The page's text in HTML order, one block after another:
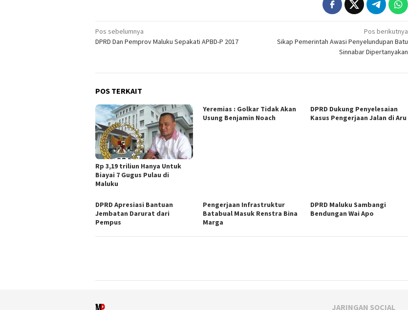
Navigasi
pos
Pos sebelumnya
DPRD Dan Pemprov Maluku Sepakati APBD-P 2017
Pos berikutnya
Sikap Pemerintah Awasi Penyelundupan Batu
Sinnabar Dipertanyakan
POS TERKAIT
Rp 3,19 triliun Hanya Untuk
Biayai 7 Gugus Pulau di
Maluku
Yeremias : Golkar Tidak Akan
Usung Benjamin Noach
DPRD Dukung Penyelesaian
Kasus Pengerjaan Jalan di Aru
DPRD Apresiasi Bantuan
Jembatan Darurat dari
Pempus
Pengerjaan Infrastruktur
Batabual Masuk Renstra Bina
Marga
DPRD Maluku Sambangi
Bendungan Wai Apo
JARINGAN SOCIAL